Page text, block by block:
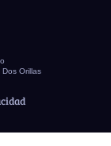
Orillas